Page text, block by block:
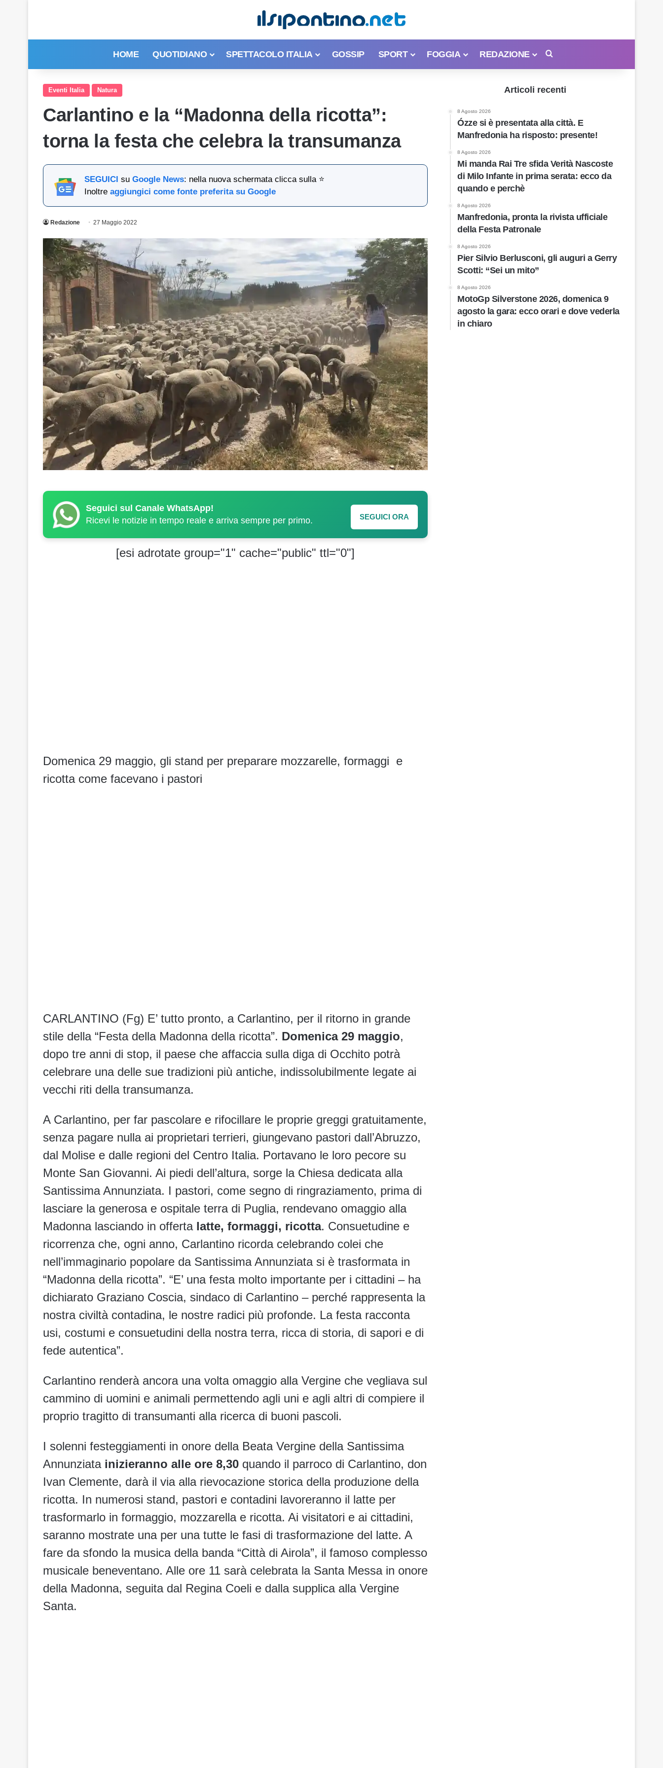
HOME QUOTIDIANO SPETTACOLO ITALIA GOSSIP SPORT FOGGIA REDAZIONE
Eventi Italia Natura
Carlantino e la “Madonna della ricotta”:
torna la festa che celebra la transumanza
SEGUICI su Google News: nella nuova schermata clicca sulla ⭐
Inoltre aggiungici come fonte preferita su Google
Redazione 27 Maggio 2022
Seguici sul Canale WhatsApp!
Ricevi le notizie in tempo reale e arriva sempre per primo.
SEGUICI ORA
[esi adrotate group="1" cache="public" ttl="0"]
Domenica 29 maggio, gli stand per preparare mozzarelle, formaggi e
ricotta come facevano i pastori
CARLANTINO (Fg) E’ tutto pronto, a Carlantino, per il ritorno in grande
stile della “Festa della Madonna della ricotta”. Domenica 29 maggio,
dopo tre anni di stop, il paese che affaccia sulla diga di Occhito potrà
celebrare una delle sue tradizioni più antiche, indissolubilmente legate ai
vecchi riti della transumanza.
A Carlantino, per far pascolare e rifocillare le proprie greggi gratuitamente,
senza pagare nulla ai proprietari terrieri, giungevano pastori dall’Abruzzo,
dal Molise e dalle regioni del Centro Italia. Portavano le loro pecore su
Monte San Giovanni. Ai piedi dell’altura, sorge la Chiesa dedicata alla
Santissima Annunziata. I pastori, come segno di ringraziamento, prima di
lasciare la generosa e ospitale terra di Puglia, rendevano omaggio alla
Madonna lasciando in offerta latte, formaggi, ricotta. Consuetudine e
ricorrenza che, ogni anno, Carlantino ricorda celebrando colei che
nell’immaginario popolare da Santissima Annunziata si è trasformata in
“Madonna della ricotta”. “E’ una festa molto importante per i cittadini – ha
dichiarato Graziano Coscia, sindaco di Carlantino – perché rappresenta la
nostra civiltà contadina, le nostre radici più profonde. La festa racconta
usi, costumi e consuetudini della nostra terra, ricca di storia, di sapori e di
fede autentica”.
Carlantino renderà ancora una volta omaggio alla Vergine che vegliava sul
cammino di uomini e animali permettendo agli uni e agli altri di compiere il
proprio tragitto di transumanti alla ricerca di buoni pascoli.
I solenni festeggiamenti in onore della Beata Vergine della Santissima
Annunziata inizieranno alle ore 8,30 quando il parroco di Carlantino, don
Ivan Clemente, darà il via alla rievocazione storica della produzione della
ricotta. In numerosi stand, pastori e contadini lavoreranno il latte per
trasformarlo in formaggio, mozzarella e ricotta. Ai visitatori e ai cittadini,
saranno mostrate una per una tutte le fasi di trasformazione del latte. A
fare da sfondo la musica della banda “Città di Airola”, il famoso complesso
musicale beneventano. Alle ore 11 sarà celebrata la Santa Messa in onore
della Madonna, seguita dal Regina Coeli e dalla supplica alla Vergine
Santa.
Articoli recenti
8 Agosto 2026
Ózze si è presentata alla città. E
Manfredonia ha risposto: presente!
8 Agosto 2026
Mi manda Rai Tre sfida Verità Nascoste
di Milo Infante in prima serata: ecco da
quando e perchè
8 Agosto 2026
Manfredonia, pronta la rivista ufficiale
della Festa Patronale
8 Agosto 2026
Pier Silvio Berlusconi, gli auguri a Gerry
Scotti: “Sei un mito”
8 Agosto 2026
MotoGp Silverstone 2026, domenica 9
agosto la gara: ecco orari e dove vederla
in chiaro